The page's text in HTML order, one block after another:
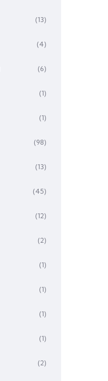
(13)
(4)
(6)
(1)
(1)
(98)
(13)
(45)
(12)
(2)
(1)
(1)
(1)
(1)
(2)